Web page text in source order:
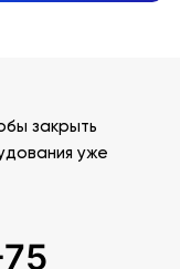
закрыть
уже